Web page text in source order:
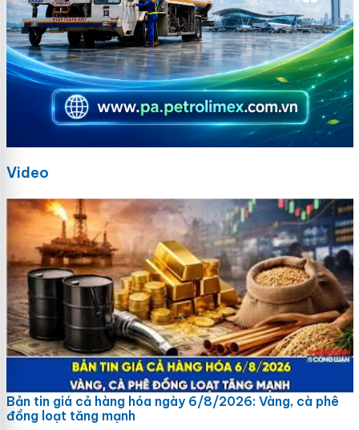
Video
Bản tin giá cả hàng hóa ngày 6/8/2026: Vàng, cà phê
đồng loạt tăng mạnh